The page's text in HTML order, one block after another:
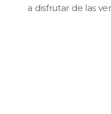
a disfrutar de las